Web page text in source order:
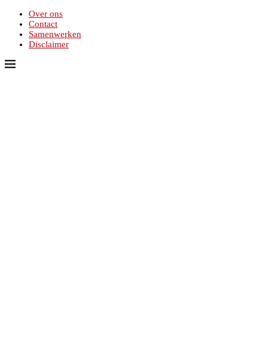
Over ons
Contact
Samenwerken
Disclaimer